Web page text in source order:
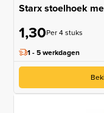
Starx stoelhoek
1,30Per 4 stuks
1 - 5 werkdagen